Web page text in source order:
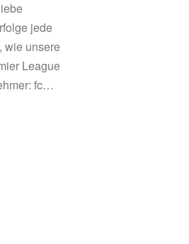
jede
wie unsere
League
fc…